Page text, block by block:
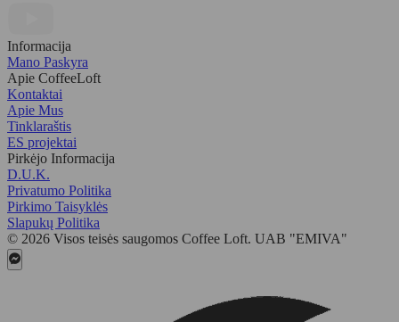
Informacija
Mano Paskyra
Apie CoffeeLoft
Kontaktai
Apie Mus
Tinklaraštis
ES projektai
Pirkėjo Informacija
D.U.K.
Privatumo Politika
Pirkimo Taisyklės
Slapukų Politika
© 2026 Visos teisės saugomos Coffee Loft. UAB "EMIVA"